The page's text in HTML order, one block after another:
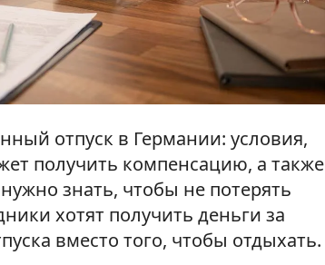
отпуск в Германии: условия,
получить компенсацию, а также
знать, чтобы не потерять
хотят получить деньги за
вместо того, чтобы отдыхать.